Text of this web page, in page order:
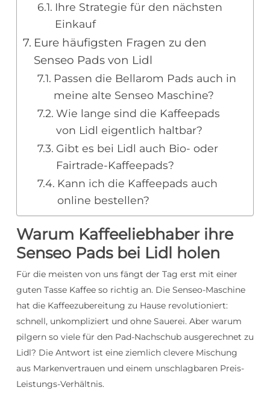
Ihre Strategie für den nächsten
Einkauf
Eure häufigsten Fragen zu den
Senseo Pads von Lidl
Passen die Bellarom Pads auch in
meine alte Senseo Maschine?
Wie lange sind die Kaffeepads
von Lidl eigentlich haltbar?
Gibt es bei Lidl auch Bio- oder
Fairtrade-Kaffeepads?
Kann ich die Kaffeepads auch
online bestellen?
Warum Kaffeeliebhaber ihre
Senseo Pads bei Lidl holen
Für die meisten von uns fängt der Tag erst mit einer
guten Tasse Kaffee so richtig an. Die Senseo-Maschine
hat die Kaffeezubereitung zu Hause revolutioniert:
schnell, unkompliziert und ohne Sauerei. Aber warum
pilgern so viele für den Pad-Nachschub ausgerechnet zu
Lidl? Die Antwort ist eine ziemlich clevere Mischung
aus Markenvertrauen und einem unschlagbaren Preis-
Leistungs-Verhältnis.